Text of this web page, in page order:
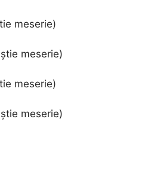
meserie)
meserie)
meserie)
meserie)